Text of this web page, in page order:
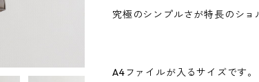
究極のシンプルさが特長のショ
A4ファイルが入るサイズです。